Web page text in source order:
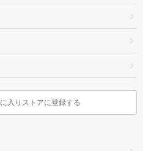
入りストアに登録する